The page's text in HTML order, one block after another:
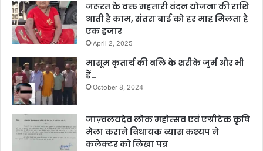
जरूरत के वक्त महतारी वंदन योजना की राशि
आती है काम, संतरा बाई को हर माह मिलता है
एक हजार
April 2, 2025
मासूम कृतार्थ की बलि के शरीके जुर्म और भी
हैं…
October 8, 2024
जाज़्वलयदेव लोक महोत्सव एवं एग्रीटेक कृषि
मेला कराने विधायक व्यास कश्यप ने
कलेक्टर को लिखा पत्र